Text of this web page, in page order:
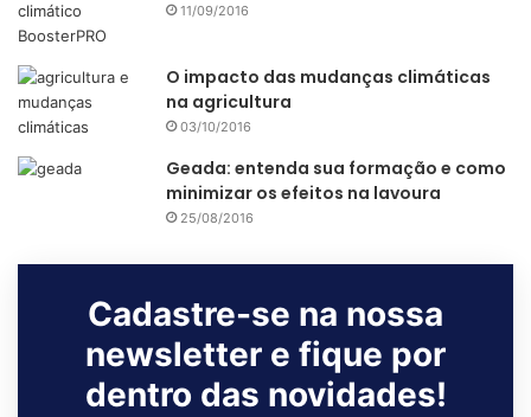
11/09/2016
O impacto das mudanças climáticas
na agricultura
03/10/2016
Geada: entenda sua formação e como
minimizar os efeitos na lavoura
25/08/2016
Cadastre-se na nossa
newsletter e fique por
dentro das novidades!